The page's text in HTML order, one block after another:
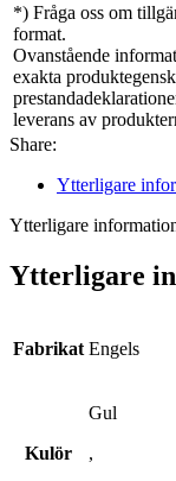
*) Fråga oss om
Ovanstående
exakta
leverans av
Share:
Ytterligare
Ytterligare
Ytterligare
Fabrikat Engels
Kulör
Gul
,